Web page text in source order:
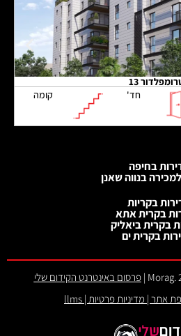
13
חד' קומה
בחיפה
בנווה שאנן
בקריות
בקרית אתא
בקרית ביאליק
בקרית ים
פרסום באינטרנט הקידום שלי
אתר | מדיניות פרטיות |
llms